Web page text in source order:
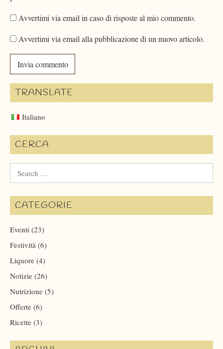
Avvertimi via email in caso di risposte al mio commento.
Avvertimi via email alla pubblicazione di un nuovo articolo.
TRANSLATE
Italiano
CERCA
for:
CATEGORIE
Eventi (23)
Festività (6)
Liquore (4)
Notizie (26)
Nutrizione (5)
Offerte (6)
Ricette (3)